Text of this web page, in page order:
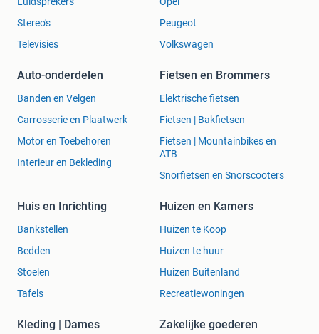
Stereo's
Televisies
Peugeot
Volkswagen
Auto-onderdelen
Banden en Velgen
Carrosserie en Plaatwerk
Motor en Toebehoren
Interieur en Bekleding
Fietsen en Brommers
Elektrische fietsen
Fietsen | Bakfietsen
Fietsen | Mountainbikes en
ATB
Snorfietsen en Snorscooters
Huis en Inrichting
Bankstellen
Bedden
Stoelen
Tafels
Huizen en Kamers
Huizen te Koop
Huizen te huur
Huizen Buitenland
Recreatiewoningen
Kleding | Dames Zakelijke goederen